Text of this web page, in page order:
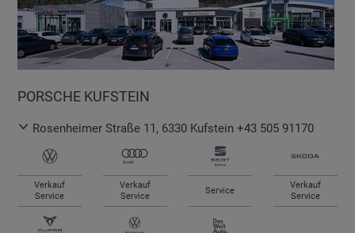
PORSCHE KUFSTEIN
Rosenheimer Straße 11 , 6330 Kufstein +43 505 91170
Verkauf
Service
Verkauf
Service
Service
Verkauf
Service